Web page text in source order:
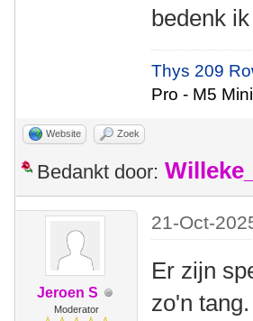
bedenk
Thys 209
Pro - M5
Website Zoek
Bedankt door:
Jeroen S
Moderator
21-Oct-
Er zijn
zo'n